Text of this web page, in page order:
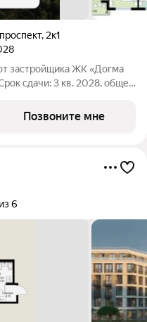
, 2к1
застройщика ЖК «Догма
сдачи: 3 кв. 2028, общей
Жилой комплекс
Позвоните мне
6